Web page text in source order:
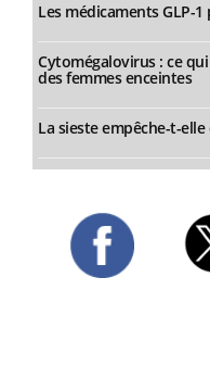
Les médicaments GLP-
Cytomégalovirus : ce
des femmes enceintes
La sieste empêche-t-